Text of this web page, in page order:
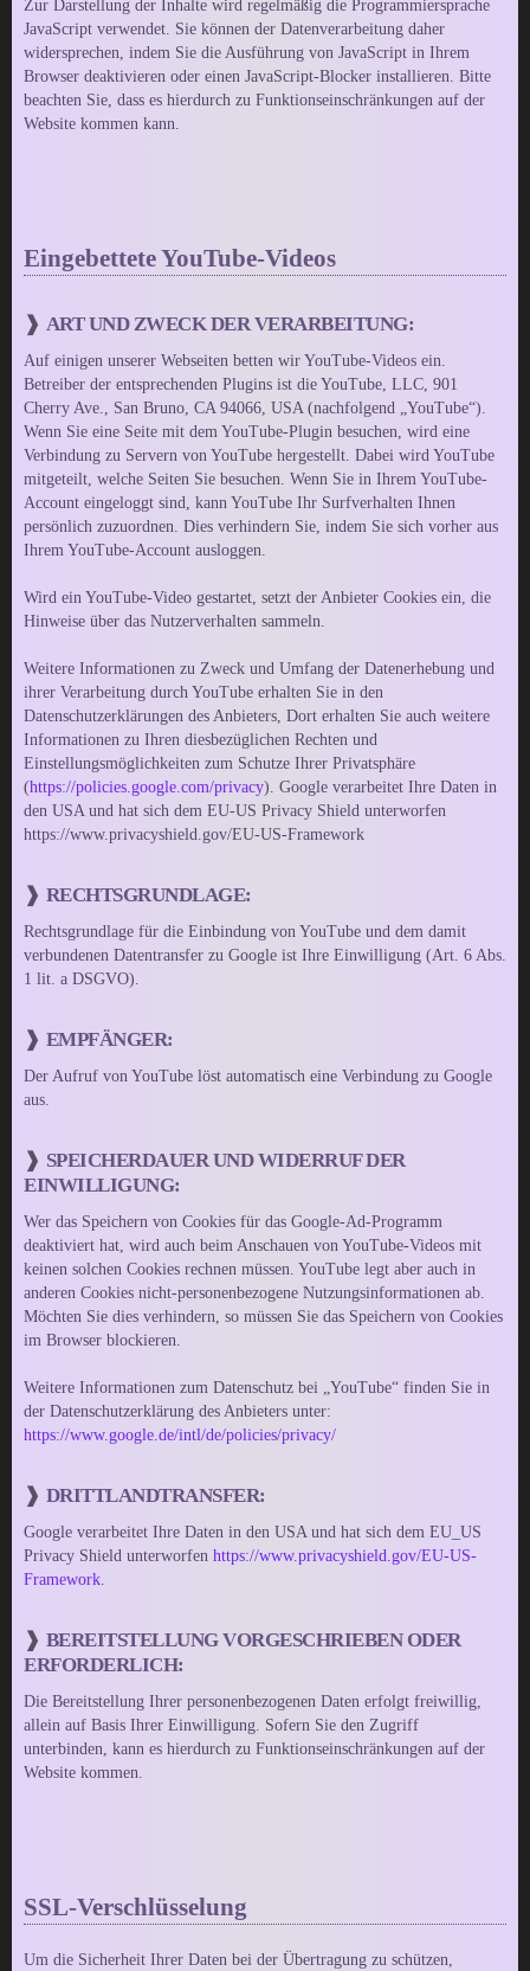
Zur Darstellung der Inhalte wird regelmäßig die Programmiersprache
JavaScript verwendet. Sie können der Datenverarbeitung daher
widersprechen, indem Sie die Ausführung von JavaScript in Ihrem
Browser deaktivieren oder einen JavaScript-Blocker installieren. Bitte
beachten Sie, dass es hierdurch zu Funktionseinschränkungen auf der
Website kommen kann.
Eingebettete YouTube-Videos
ART UND ZWECK DER VERARBEITUNG:
Auf einigen unserer Webseiten betten wir YouTube-Videos ein.
Betreiber der entsprechenden Plugins ist die YouTube, LLC, 901
Cherry Ave., San Bruno, CA 94066, USA (nachfolgend „YouTube“).
Wenn Sie eine Seite mit dem YouTube-Plugin besuchen, wird eine
Verbindung zu Servern von YouTube hergestellt. Dabei wird YouTube
mitgeteilt, welche Seiten Sie besuchen. Wenn Sie in Ihrem YouTube-
Account eingeloggt sind, kann YouTube Ihr Surfverhalten Ihnen
persönlich zuzuordnen. Dies verhindern Sie, indem Sie sich vorher aus
Ihrem YouTube-Account ausloggen.
Wird ein YouTube-Video gestartet, setzt der Anbieter Cookies ein, die
Hinweise über das Nutzerverhalten sammeln.
Weitere Informationen zu Zweck und Umfang der Datenerhebung und
ihrer Verarbeitung durch YouTube erhalten Sie in den
Datenschutzerklärungen des Anbieters, Dort erhalten Sie auch weitere
Informationen zu Ihren diesbezüglichen Rechten und
Einstellungsmöglichkeiten zum Schutze Ihrer Privatsphäre
(https://policies.google.com/privacy). Google verarbeitet Ihre Daten in
den USA und hat sich dem EU-US Privacy Shield unterworfen
https://www.privacyshield.gov/EU-US-Framework
RECHTSGRUNDLAGE:
Rechtsgrundlage für die Einbindung von YouTube und dem damit
verbundenen Datentransfer zu Google ist Ihre Einwilligung (Art. 6 Abs.
1 lit. a DSGVO).
EMPFÄNGER:
Der Aufruf von YouTube löst automatisch eine Verbindung zu Google
aus.
SPEICHERDAUER UND WIDERRUF DER
EINWILLIGUNG:
Wer das Speichern von Cookies für das Google-Ad-Programm
deaktiviert hat, wird auch beim Anschauen von YouTube-Videos mit
keinen solchen Cookies rechnen müssen. YouTube legt aber auch in
anderen Cookies nicht-personenbezogene Nutzungsinformationen ab.
Möchten Sie dies verhindern, so müssen Sie das Speichern von Cookies
im Browser blockieren.
Weitere Informationen zum Datenschutz bei „YouTube“ finden Sie in
der Datenschutzerklärung des Anbieters unter:
https://www.google.de/intl/de/policies/privacy/
DRITTLANDTRANSFER:
Google verarbeitet Ihre Daten in den USA und hat sich dem EU_US
Privacy Shield unterworfen https://www.privacyshield.gov/EU-US-
Framework.
BEREITSTELLUNG VORGESCHRIEBEN ODER
ERFORDERLICH:
Die Bereitstellung Ihrer personenbezogenen Daten erfolgt freiwillig,
allein auf Basis Ihrer Einwilligung. Sofern Sie den Zugriff
unterbinden, kann es hierdurch zu Funktionseinschränkungen auf der
Website kommen.
SSL-Verschlüsselung
Um die Sicherheit Ihrer Daten bei der Übertragung zu schützen,